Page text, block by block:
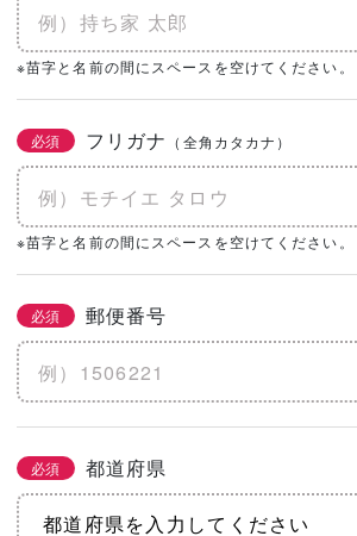
※苗字と名前の間にスペースを空けてください。
必須 フリガナ （全角カタカナ）
※苗字と名前の間にスペースを空けてください。
必須 郵便番号
必須 都道府県